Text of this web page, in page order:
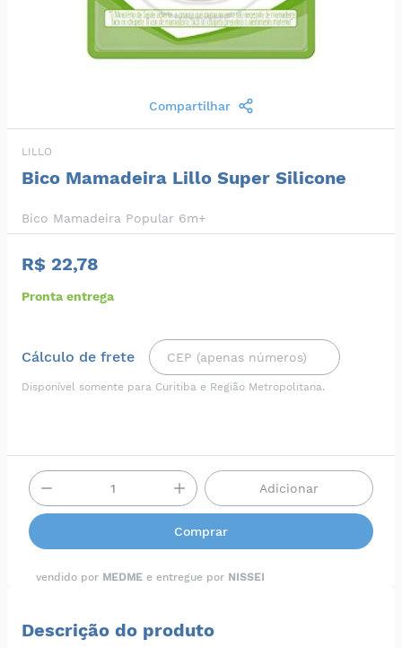
Compartilhar
LILLO
Bico Mamadeira Lillo Super Silicone
Bico Mamadeira Popular 6m+
R$ 22,78
Pronta entrega
Cálculo de frete
Disponível somente para Curitiba e Região Metropolitana.
Adicionar
Comprar
vendido por MEDME e entregue por NISSEI
Descrição do produto